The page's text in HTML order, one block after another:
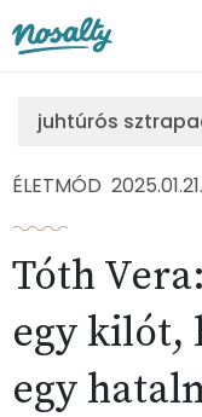
juhtúrós
ÉLETMÓD 2025.01.21.
Tóth
egy kilót,
egy